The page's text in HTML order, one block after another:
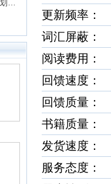
更新频率：
词汇屏蔽
阅读费用：
回馈速度
回馈质量
书籍质量
发货速度
服务态度